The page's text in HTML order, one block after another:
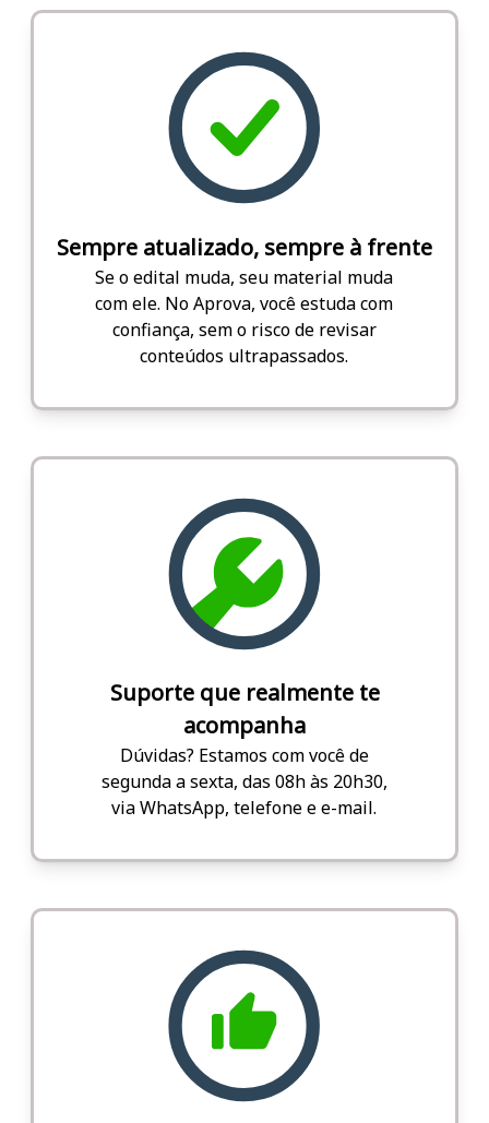
Sempre atualizado, sempre à frente
Se o edital muda, seu material muda
com ele. No Aprova, você estuda com
confiança, sem o risco de revisar
conteúdos ultrapassados.
Suporte que realmente te
acompanha
Dúvidas? Estamos com você de
segunda a sexta, das 08h às 20h30,
via WhatsApp, telefone e e-mail.